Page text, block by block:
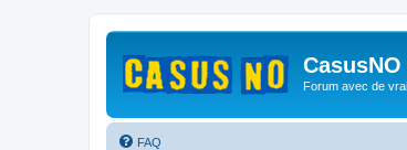
CasusNO
Forum avec de
FAQ